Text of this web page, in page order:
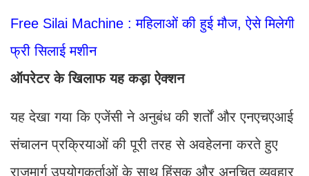
Free Silai Machine : महिलाओं की हुई मौज, ऐसे मिलेगी
फ्री सिलाई मशीन
ऑपरेटर के ख‍िलाफ यह कड़ा ऐक्‍शन
यह देखा गया कि एजेंसी ने अनुबंध की शर्तों और एनएचएआई
संचालन प्रक्रियाओं की पूरी तरह से अवहेलना करते हुए
राजमार्ग उपयोगकर्ताओं के साथ हिंसक और अनुचित व्यवहार